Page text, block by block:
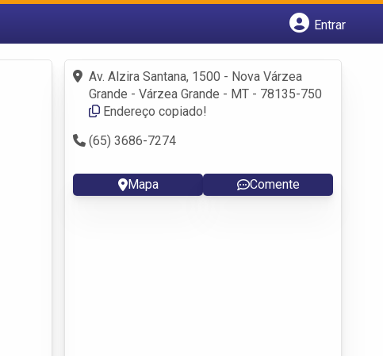
Entrar
Fazer login
Criar conta
Av. Alzira Santana, 1500 - Nova Várzea
Grande - Várzea Grande - MT - 78135-750
Endereço copiado!
(65) 3686-7274
Mapa Comente